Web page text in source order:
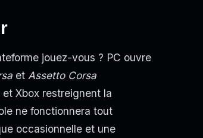
jouez-vous ? PC ouvre
et Assetto Corsa
Xbox restreignent la
ne fonctionnera tout
occasionnelle et une